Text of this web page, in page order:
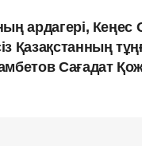
ардагері,
Қазақстанның
Сағадат